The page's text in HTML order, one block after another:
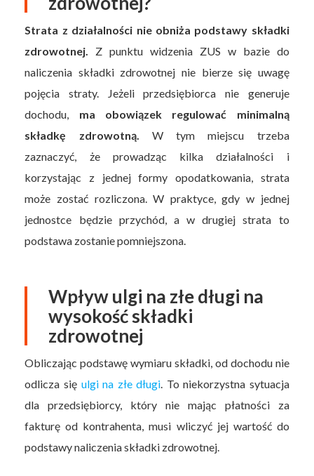
Strata z działalności nie obniża podstawy składki
zdrowotnej. Z punktu widzenia ZUS w bazie do
naliczenia składki zdrowotnej nie bierze się uwagę
pojęcia straty. Jeżeli przedsiębiorca nie generuje
dochodu, ma obowiązek regulować minimalną
składkę zdrowotną. W tym miejscu trzeba
zaznaczyć, że prowadząc kilka działalności i
korzystając z jednej formy opodatkowania, strata
może zostać rozliczona. W praktyce, gdy w jednej
jednostce będzie przychód, a w drugiej strata to
podstawa zostanie pomniejszona.
Wpływ ulgi na złe długi na
wysokość składki
zdrowotnej
Obliczając podstawę wymiaru składki, od dochodu nie
odlicza się ulgi na złe długi. To niekorzystna sytuacja
dla przedsiębiorcy, który nie mając płatności za
fakturę od kontrahenta, musi wliczyć jej wartość do
podstawy naliczenia składki zdrowotnej.